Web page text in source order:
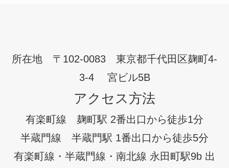
所在地 〒102-0083 東京都千代田区麹町4-
3-4 宮ビル5B
アクセス方法
有楽町線 麹町駅 2番出口から徒歩1分
半蔵門線 半蔵門駅 1番出口から徒歩5分
有楽町線・半蔵門線・南北線 永田町駅9b 出